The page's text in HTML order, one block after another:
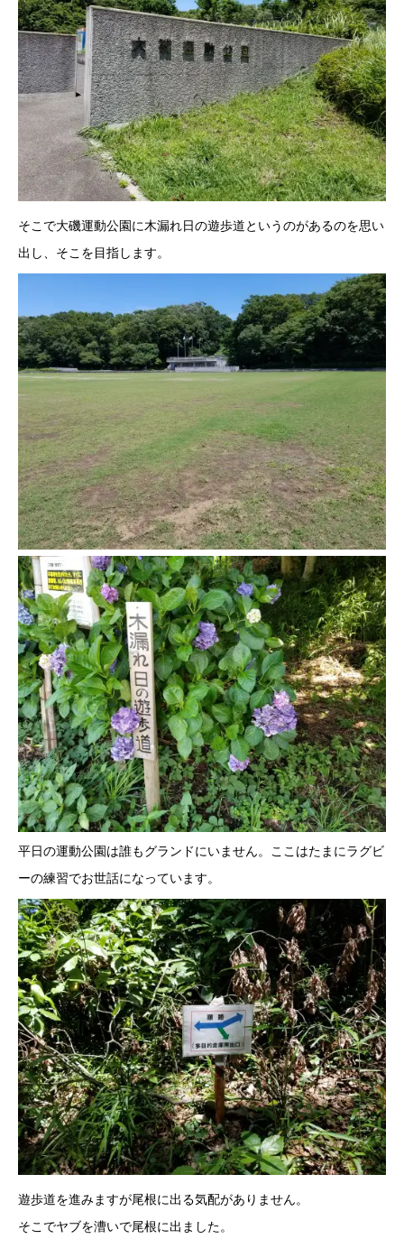
そこで大磯運動公園に木漏れ日の遊歩道というのがあるのを思い
出し、そこを目指します。
平日の運動公園は誰もグランドにいません。ここはたまにラグビ
ーの練習でお世話になっています。
遊歩道を進みますが尾根に出る気配がありません。
そこでヤブを漕いで尾根に出ました。